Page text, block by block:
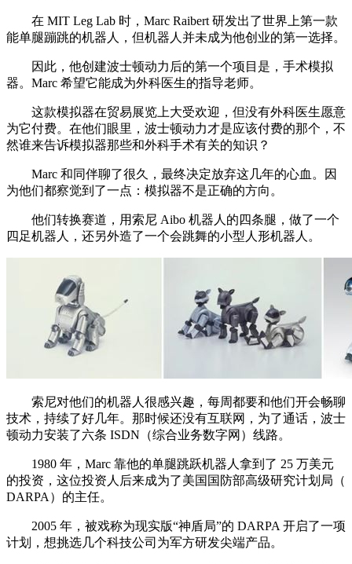
在 MIT Leg Lab 时，Marc Raibert 研发出了世界上第一款
能单腿蹦跳的机器人，但机器人并未成为他创业的第一选择。
因此，他创建波士顿动力后的第一个项目是，手术模拟
器。Marc 希望它能成为外科医生的指导老师。
这款模拟器在贸易展览上大受欢迎，但没有外科医生愿意
为它付费。在他们眼里，波士顿动力才是应该付费的那个，不
然谁来告诉模拟器那些和外科手术有关的知识？
Marc 和同伴聊了很久，最终决定放弃这几年的心血。因
为他们都察觉到了一点：模拟器不是正确的方向。
他们转换赛道，用索尼 Aibo 机器人的四条腿，做了一个
四足机器人，还另外造了一个会跳舞的小型人形机器人。
索尼对他们的机器人很感兴趣，每周都要和他们开会畅聊
技术，持续了好几年。那时候还没有互联网，为了通话，波士
顿动力安装了六条 ISDN（综合业务数字网）线路。
1980 年，Marc 靠他的单腿跳跃机器人拿到了 25 万美元
的投资，这位投资人后来成为了美国国防部高级研究计划局（
DARPA）的主任。
2005 年，被戏称为现实版“神盾局”的 DARPA 开启了一项
计划，想挑选几个科技公司为军方研发尖端产品。